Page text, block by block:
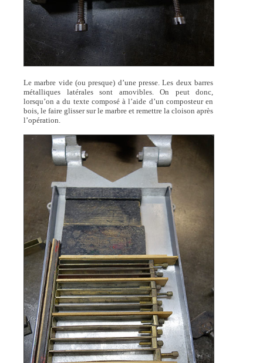
Le marbre vide (ou presque) d’une presse. Les deux barres
métalliques latérales sont amovibles. On peut donc,
lorsqu’on a du texte composé à l’aide d’un composteur en
bois, le faire glisser sur le marbre et remettre la cloison après
l’opération.